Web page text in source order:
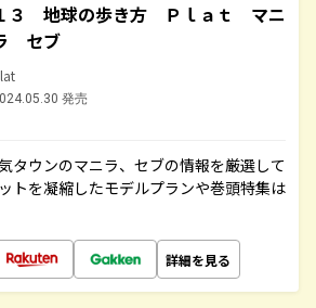
３ 地球の歩き方 Ｐｌａｔ マニ
セブ
発売
タウンのマニラ、セブの情報を厳選して
トを凝縮したモデルプランや巻頭特集は
詳細を見る